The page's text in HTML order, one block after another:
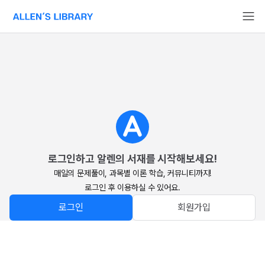
알렌의 서재 홈페이지로 이동
로그인하고 알렌의 서재를 시작해보세요!
매일의 문제풀이, 과목별 이론 학습, 커뮤니티까지!
로그인 후 이용하실 수 있어요.
로그인 회원가입